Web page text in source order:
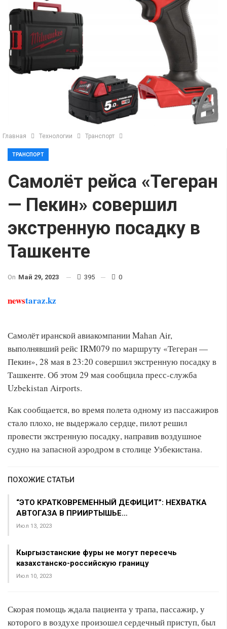
Главная Технологии Транспорт
ТРАНСПОРТ
Самолёт рейса «Тегеран
— Пекин» совершил
экстренную посадку в
Ташкенте
On Май 29, 2023 395 0
newstaraz.kz
Самолёт иранской авиакомпании Mahan Air,
выполнявший рейс IRM079 по маршруту «Тегеран —
Пекин», 28 мая в 23:20 совершил экстренную посадку в
Ташкенте. Об этом 29 мая сообщила пресс-служба
Uzbekistan Airports.
Как сообщается, во время полета одному из пассажиров
стало плохо, не выдержало сердце, пилот решил
провести экстренную посадку, направив воздушное
судно на запасной аэродром в столице Узбекистана.
ПОХОЖИЕ СТАТЬИ
“ЭТО КРАТКОВРЕМЕННЫЙ ДЕФИЦИТ”: НЕХВАТКА
АВТОГАЗА В ПРИИРТЫШЬЕ…
Июл 13, 2023
Кыргызстанские фуры не могут пересечь
казахстанско-российскую границу
Июл 10, 2023
Скорая помощь ждала пациента у трапа, пассажир, у
которого в воздухе произошел сердечный приступ, был